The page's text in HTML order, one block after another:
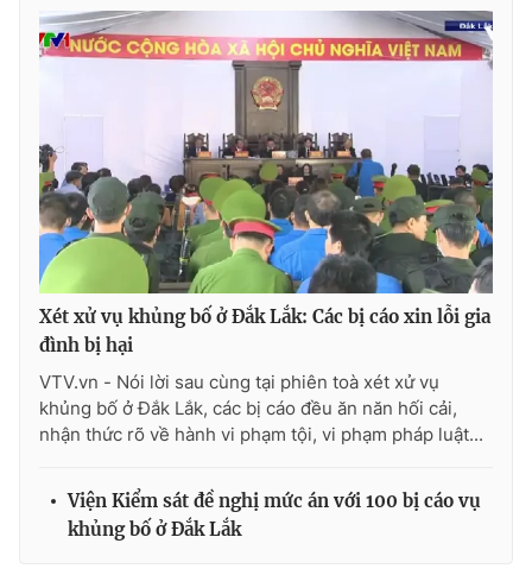
THỜI BÁO VTV
Theo dõi báo trên
Cơ quan chủ quản:Đài Truyền hình Việt Nam
Cơ quan báo chí:
Thời báo VTV
cấp ngày 29/12/2023
Tổng Biên tập: Vũ Thanh Thủy
Tổng đài VTV:024.38 355 931 - 024.38 355 932
Ðiện thoại Thời báo VTV:
Xét xử vụ khủng bố ở Đắk Lắk: Các bị cáo xin lỗi gia
đình bị hại
VTV.vn - Nói lời sau cùng tại phiên toà xét xử vụ
khủng bố ở Đắk Lắk, các bị cáo đều ăn năn hối cải,
nhận thức rõ về hành vi phạm tội, vi phạm pháp luật...
Viện Kiểm sát đề nghị mức án với 100 bị cáo vụ
khủng bố ở Đắk Lắk